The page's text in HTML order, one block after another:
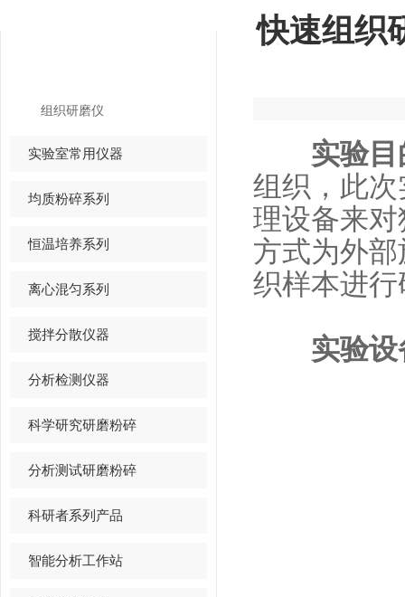
组织研磨仪
实验室常用仪器
均质粉碎系列
恒温培养系列
离心混匀系列
搅拌分散仪器
分析检测仪器
科学研究研磨粉碎
分析测试研磨粉碎
科研者系列产品
智能分析工作站
快速组织
实验目
组织，此
理设备来对
方式为外
织样本进
实验